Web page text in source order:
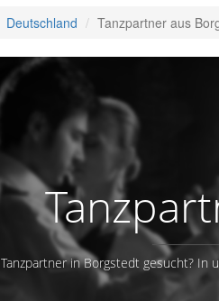
Deutschland Tanzpartner aus
Tanzpartner in Borgstedt gesucht? In